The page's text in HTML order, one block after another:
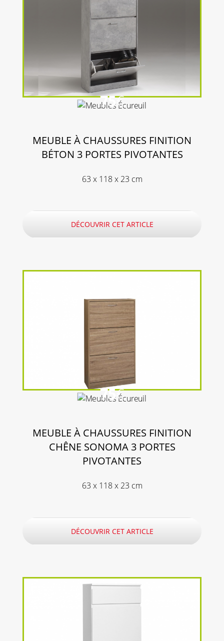
75€
MEUBLE À CHAUSSURES FINITION
BÉTON 3 PORTES PIVOTANTES
63 x 118 x 23 cm
DÉCOUVRIR CET ARTICLE
75€
MEUBLE À CHAUSSURES FINITION
CHÊNE SONOMA 3 PORTES
PIVOTANTES
63 x 118 x 23 cm
DÉCOUVRIR CET ARTICLE